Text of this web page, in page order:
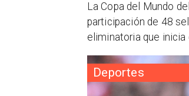
Deportes
La Copa del Mundo
participación de 48
eliminatoria que